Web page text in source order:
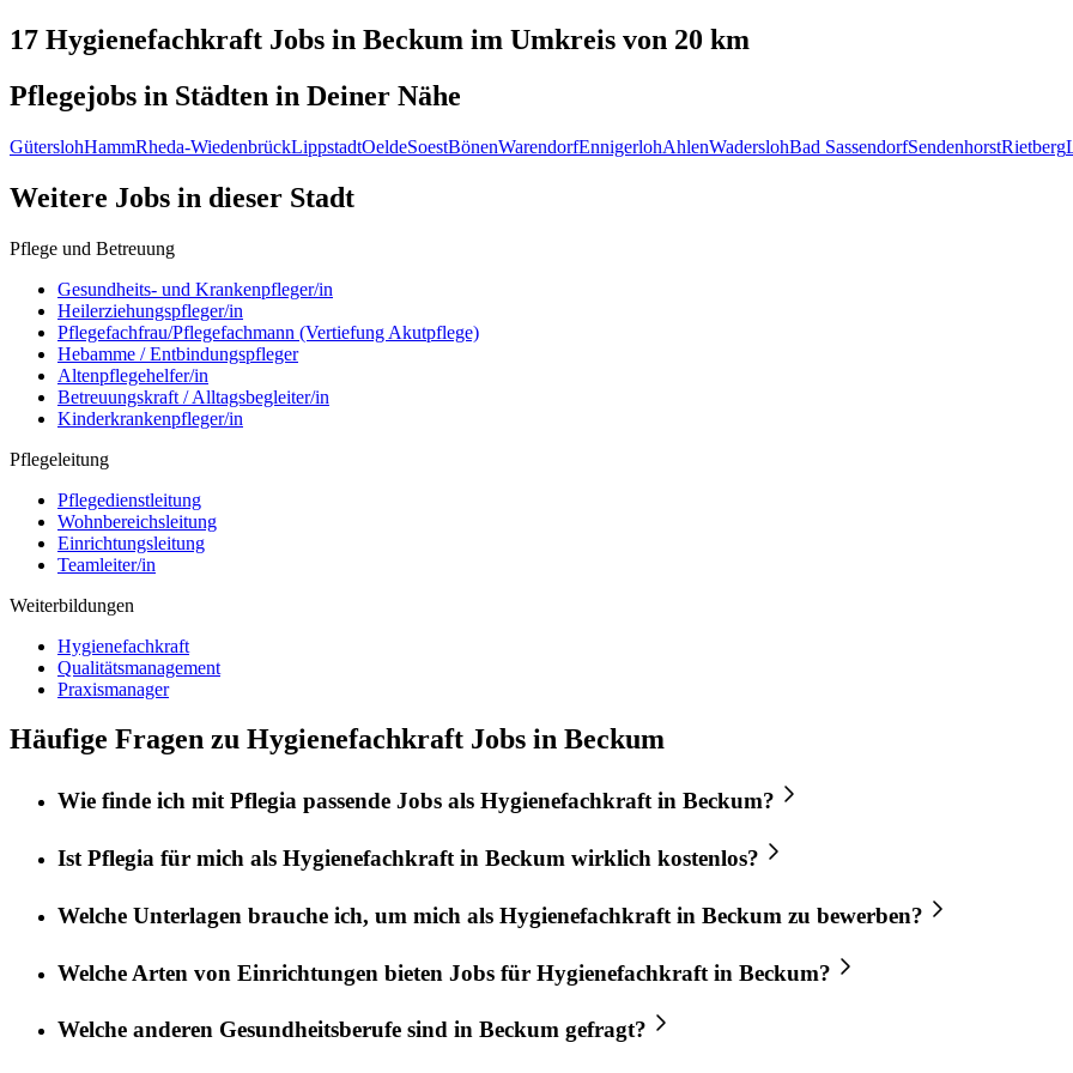
17 Hygienefachkraft Jobs in Beckum im Umkreis von 20 km
Pflegejobs in Städten in Deiner Nähe
GüterslohHammRheda-WiedenbrückLippstadtOeldeSoestBönenWarendorfEnnigerlohAhlenWaderslohBad SassendorfSendenhorstRietberg
Weitere Jobs in dieser Stadt
Pflege und Betreuung
Gesundheits- und Krankenpfleger/in
Heilerziehungspfleger/in
Pflegefachfrau/Pflegefachmann (Vertiefung Akutpflege)
Hebamme / Entbindungspfleger
Altenpflegehelfer/in
Betreuungskraft / Alltagsbegleiter/in
Kinderkrankenpfleger/in
Pflegeleitung
Pflegedienstleitung
Wohnbereichsleitung
Einrichtungsleitung
Teamleiter/in
Weiterbildungen
Hygienefachkraft
Qualitätsmanagement
Praxismanager
Häufige Fragen zu Hygienefachkraft Jobs in Beckum
Wie finde ich mitPflegia passende Jobs als Hygienefachkraftin Beckum?
Ist Pflegia für mich als Hygienefachkraft in Beckum wirklich kostenlos?
Welche Unterlagen brauche ich, um mich als Hygienefachkraft in Beckum zu bewerben?
Welche Arten von Einrichtungen bieten Jobs für Hygienefachkraft in Beckum?
Welche anderen Gesundheitsberufe sind in Beckum gefragt?